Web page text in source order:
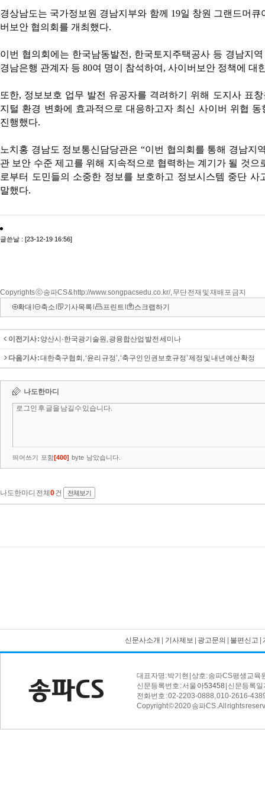
Copyrights ⓒ 송파CS & http://www.songpacsedu.co.kr/, 무단 전재 및 재배포 금지
확대
축소 기사목록 프린트 스크랩하기
이전기사 : 양산시·한국광기술원, 광융합산업 발전 세미나
다음기사 :대한축구협회, ‘윤리 규정’, ‘축구인 인권보호규정’ 제정 및 내년 예산 확정
신문사소개 기사제보 광고문의 불편신고 |
대표자명: 박기현 | 상호: 송파CS평생교육
신문등록번호 : 서울 아53458 | 신문등록
전화번호 : 02-2203-0888, 010-2616-
Copyright © 2020 송파CS . All rights